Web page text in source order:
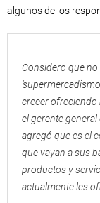
algunos de los
Considero que
crecer ofreciendo
el gerente
agregó que es el
que vayan a sus
productos y
actualmente les